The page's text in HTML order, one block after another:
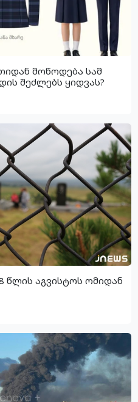
მოწოდება სამ
შეძლებს ყიდვას?
წლის აგვისტოს ომიდან